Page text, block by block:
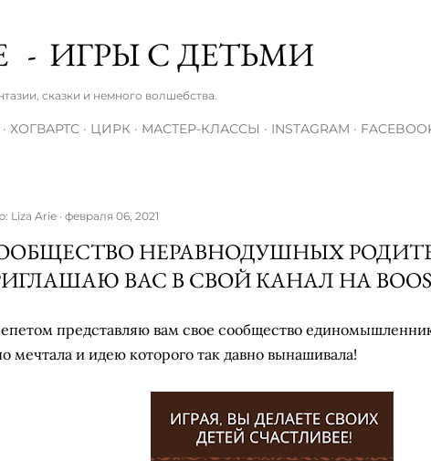
- ИГРЫ С ДЕТЬМИ
сказки и немного волшебства.
ХОГВАРТС ЦИРК МАСТЕР-КЛАССЫ INSTAGRAM
Liza Arie февраля 06, 2021
НЕРАВНОДУШНЫХ
ВАС В СВОЙ КАНАЛ НА
представляю вам свое сообщество
мечтала и идею которого так давно вынашивала!